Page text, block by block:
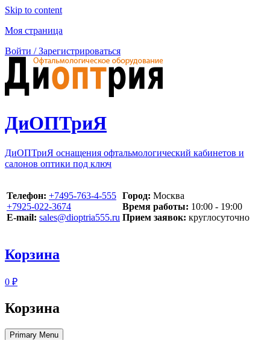
Skip to content
Моя страница
Войти / Зарегистрироваться
ДиОПТриЯ
ДиОПТриЯ оснащения офтальмологический кабинетов и
салонов оптики под ключ
Телефон: ‪+7495-763-4-555‬
‪+7925-022-3674‬
E-mail: sales@dioptria555.ru
Город: Москва
Время работы: 10:00 - 19:00
Прием заявок: круглосуточно
Корзина
0 ₽
Корзина
Primary Menu